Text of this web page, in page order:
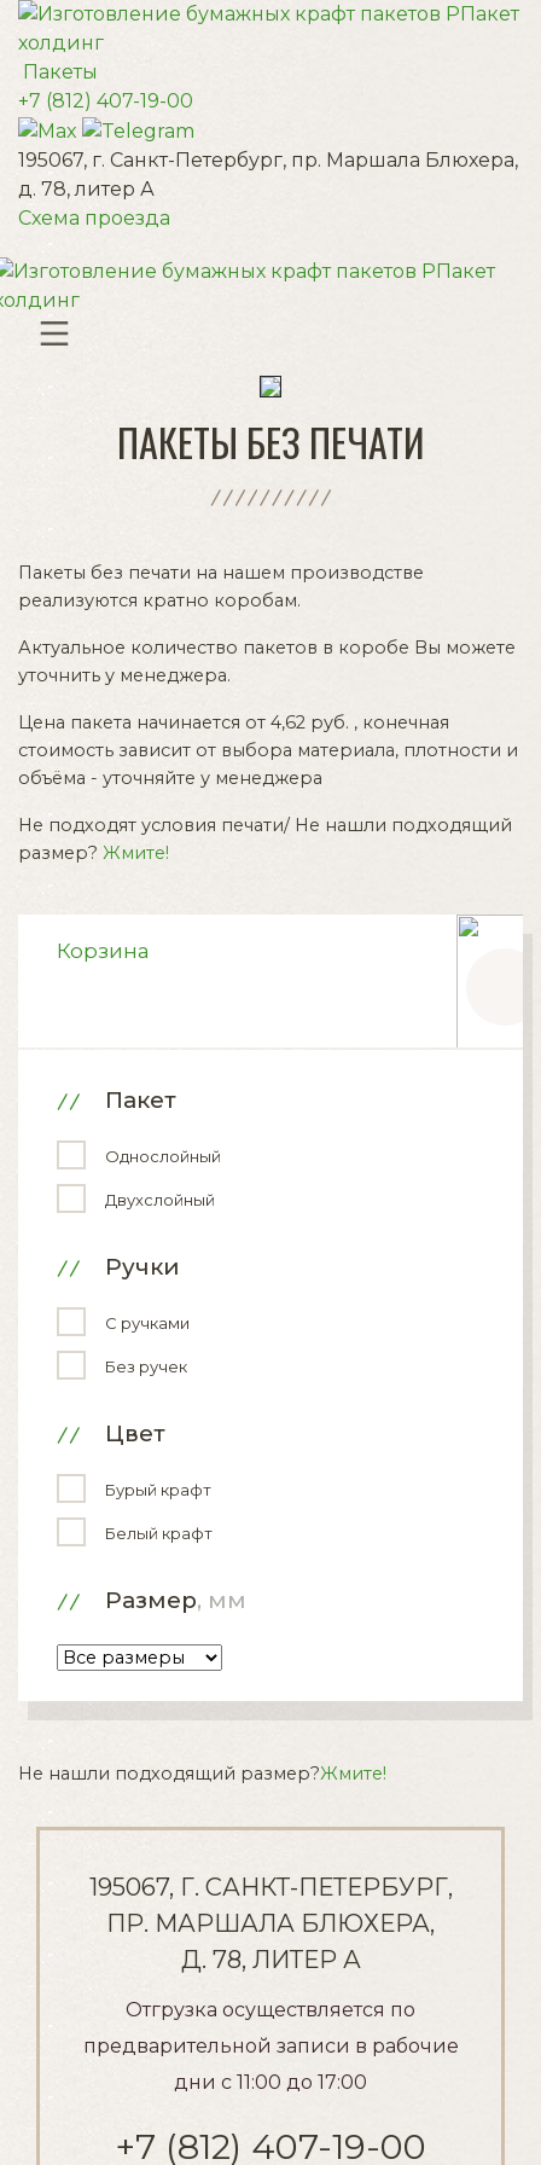
Пакеты
+7 (812) 407-19-00
195067, г. Санкт-Петербург, пр. Маршала Блюхера,
д. 78, литер А
Схема проезда
ПАКЕТЫ БЕЗ ПЕЧАТИ
Пакеты без печати на нашем производстве
реализуются кратно коробам.
Актуальное количество пакетов в коробе Вы можете
уточнить у менеджера.
Цена пакета начинается от 4,62 руб. , конечная
стоимость зависит от выбора материала, плотности и
объёма - уточняйте у менеджера
Не подходят условия печати/ Не нашли подходящий
размер? Жмите!
Корзина
Пакет
Однослойный
Двухслойный
Ручки
С ручками
Без ручек
Цвет
Бурый крафт
Белый крафт
Размер, мм
Не нашли подходящий размер?Жмите!
195067, Г. САНКТ-ПЕТЕРБУРГ,
ПР. МАРШАЛА БЛЮХЕРА,
Д. 78, ЛИТЕР А
Отгрузка осуществляется по
предварительной записи в рабочие
дни с 11:00 до 17:00
+7 (812) 407-19-00